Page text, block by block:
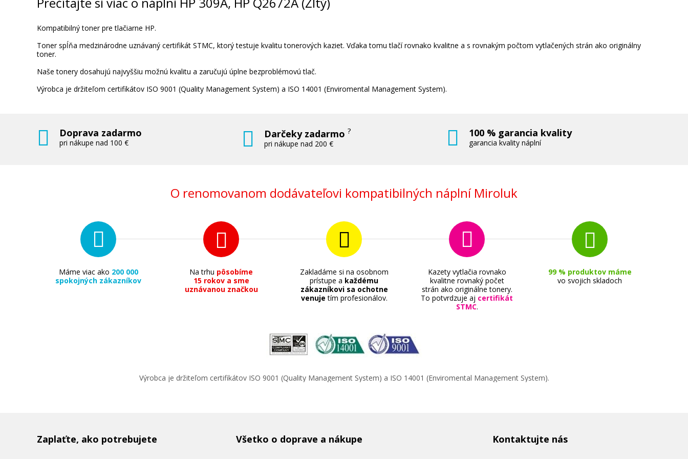
Kompatibilný toner pre tlačiarne HP.
Toner spĺňa medzinárodne uznávaný certifikát STMC, ktorý testuje kvalitu tonerových kaziet. Vďaka tomu tlačí rovnako kvalitne a s rovnakým počtom vytlačených strán ako originálny
toner.
Naše tonery dosahujú najvyššiu možnú kvalitu a zaručujú úplne bezproblémovú tlač.
Výrobca je držiteľom certifikátov ISO 9001 (Quality Management System) a ISO 14001 (Enviromental Management System).
Doprava zadarmo
pri nákupe nad 100 €
Darčeky zadarmo?
pri nákupe nad 200 €
100 % garancia kvality
garancia kvality náplní
O renomovanom dodávateľovi kompatibilných náplní Miroluk
Máme viac ako 200 000
spokojných zákazníkov
Na trhu pôsobíme
15 rokov a sme
uznávanou značkou
Zakladáme si na osobnom
prístupe a každému
zákazníkovi sa ochotne
venuje tím profesionálov.
Kazety vytlačia rovnako
kvalitne rovnaký počet
strán ako originálne tonery.
To potvrdzuje aj certifikát
STMC.
99 % produktov máme
vo svojich skladoch
Výrobca je držiteľom certifikátov ISO 9001 (Quality Management System) a ISO 14001 (Enviromental Management System).
Zaplaťte, ako potrebujete Všetko o doprave a nákupe Kontaktujte nás